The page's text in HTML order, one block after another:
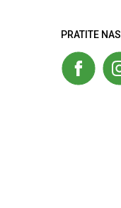
PRATITE NAS